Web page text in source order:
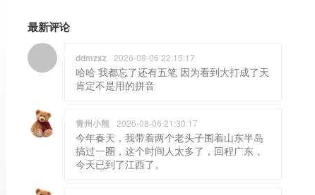
最新评论
ddmzxz 2026-08-06 22:15:17
哈哈 我都忘了还有五笔 因为看到大打成了天
肯定不是用的拼音
青州小熊 2026-08-06 21:30:17
今年春天，我带着两个老头子围着山东半岛
搞过一圈，这个时间人太多了，回程广东，
今天已到了江西了。